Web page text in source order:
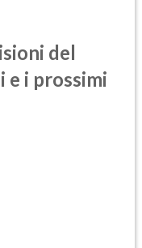
del
e i prossimi